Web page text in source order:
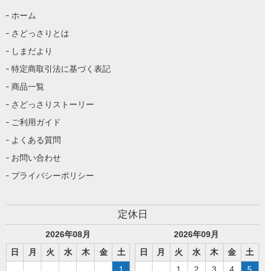
ホーム
さどっさりとは
しまだより
特定商取引法に基づく表記
商品一覧
さどっさりストーリー
ご利用ガイド
よくある質問
お問い合わせ
プライバシーポリシー
定休日
2026年08月
日
月 火 水 木 金
土
2026年09月
日
月 火 水 木 金
土